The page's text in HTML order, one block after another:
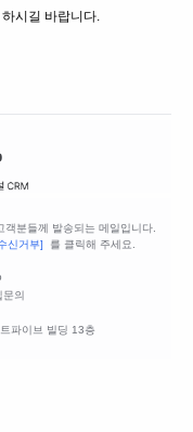
시길 바랍니다.
분들께 발송되는 메일입니다.
신거부] 를 클릭해 주세요.
문의
파이브 빌딩 13층